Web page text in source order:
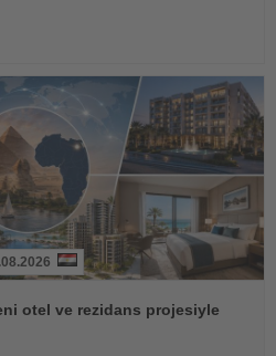
otel ve rezidans projesiyle